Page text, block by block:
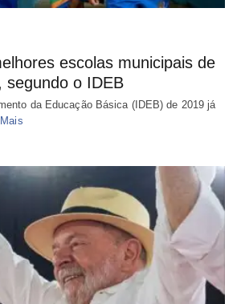
escolas municipais de
segundo o IDEB
da Educação Básica (IDEB) de 2019 já
Mais